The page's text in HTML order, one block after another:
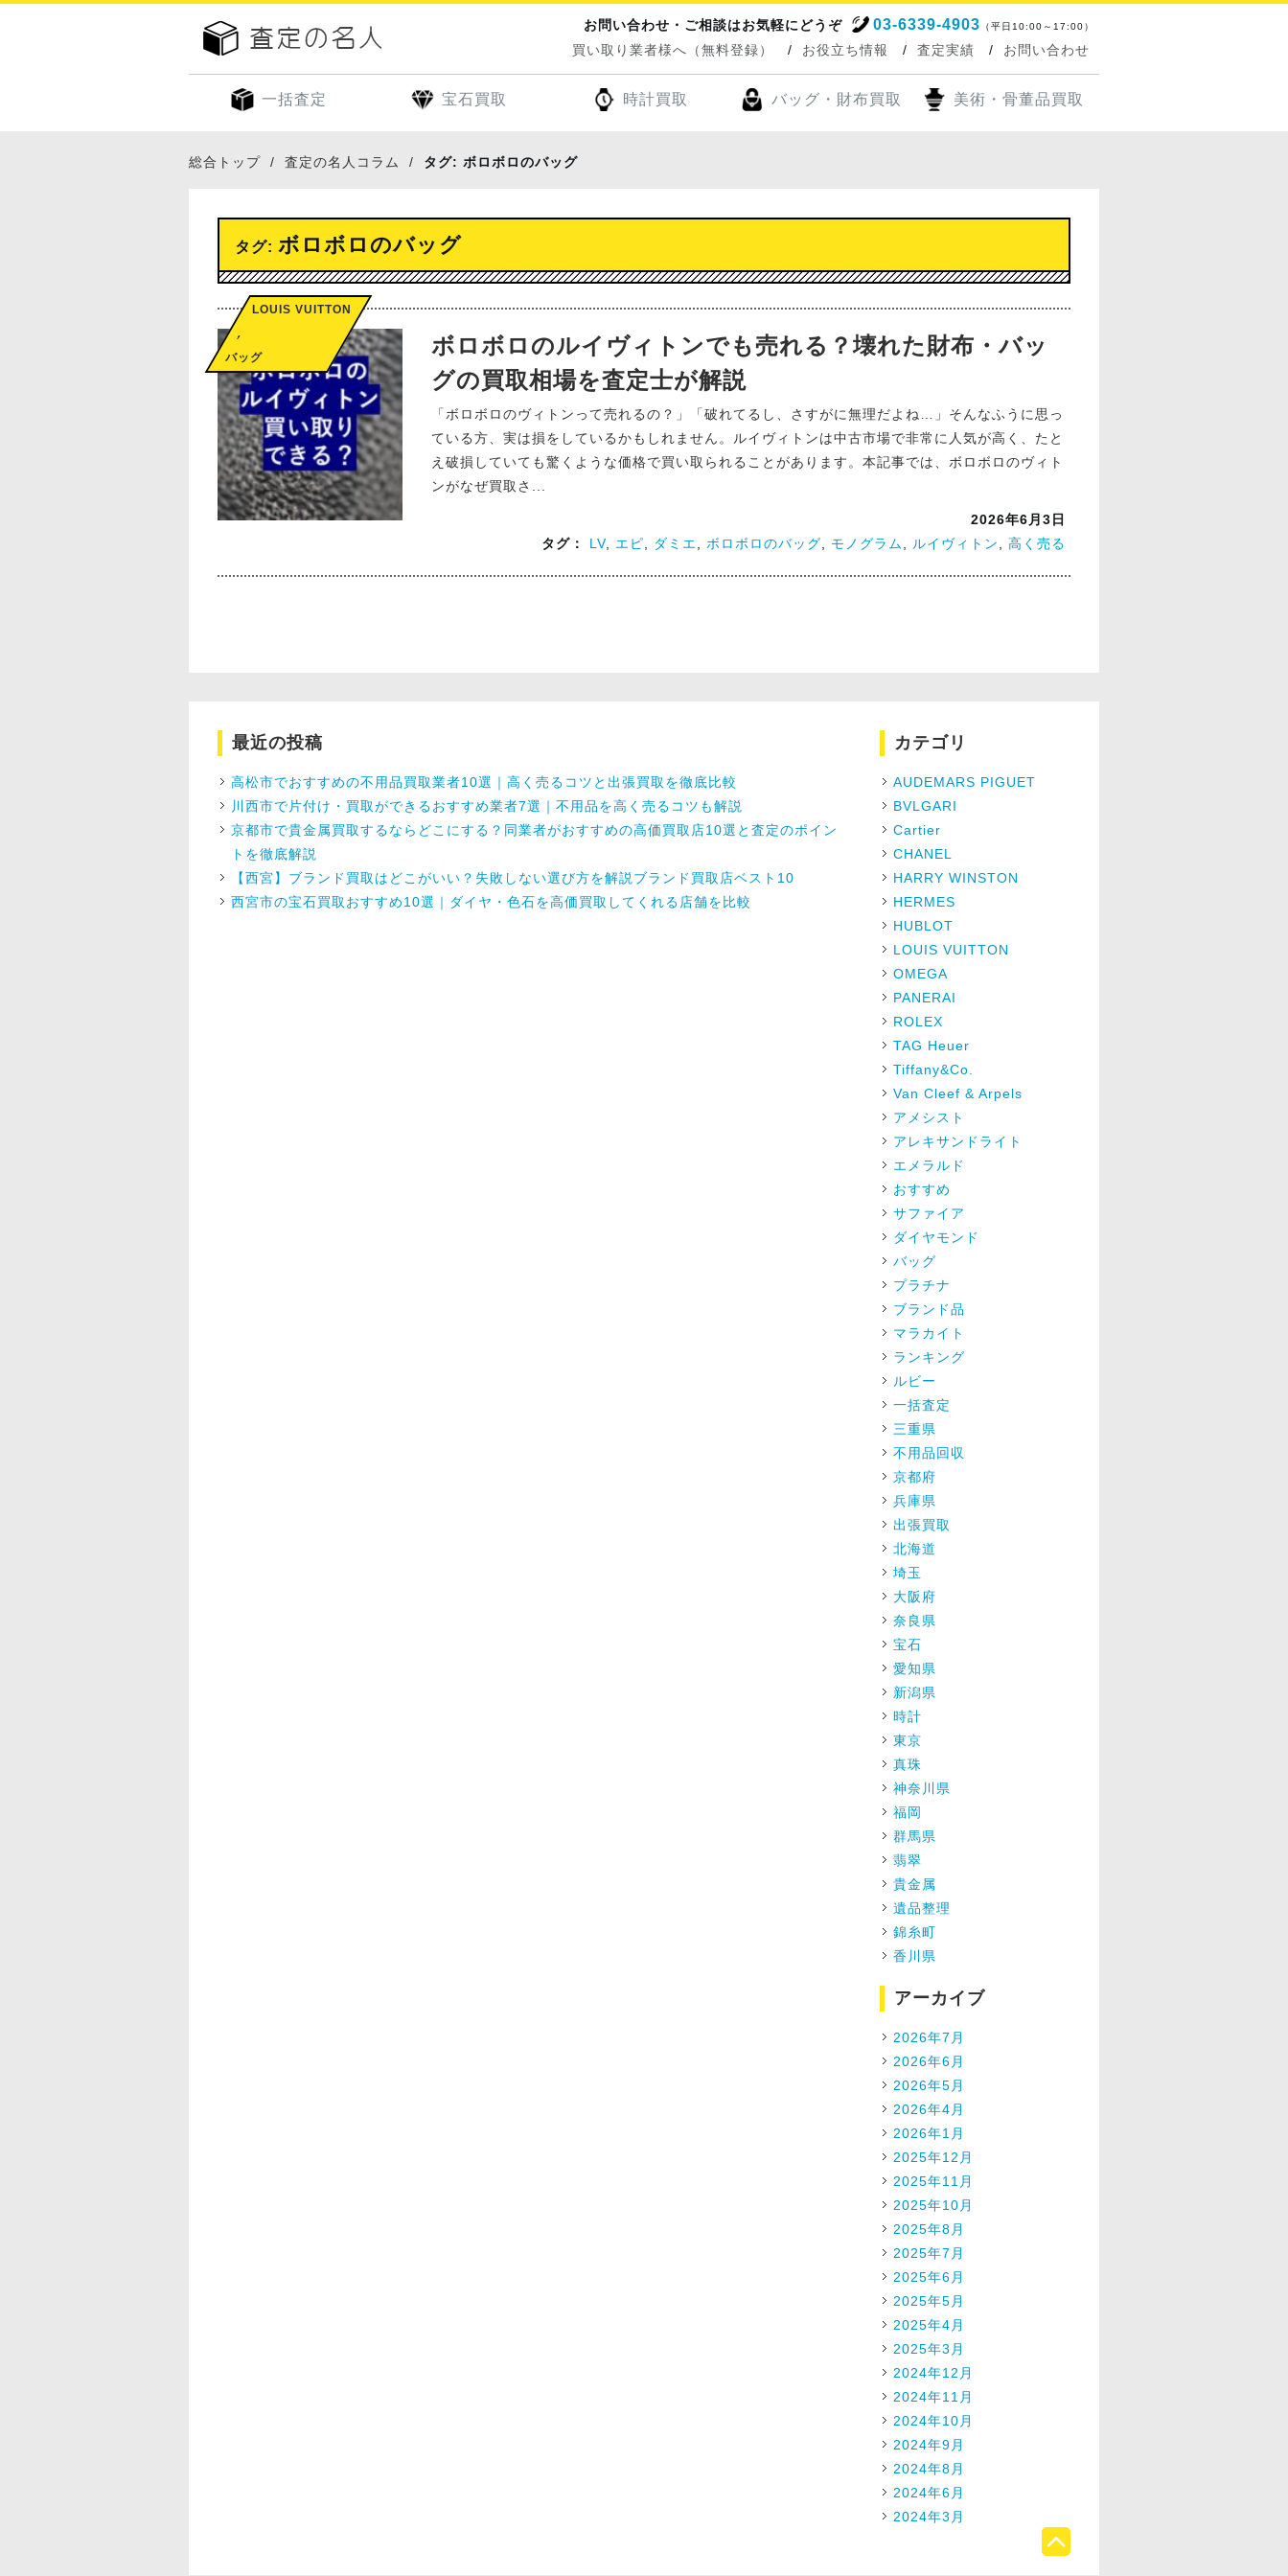
お問い合わせ・ご相談はお気軽にどうぞ 03-6339-4903 （平日10:00～17:00）
買い取り業者様へ（無料登録） お役立ち情報 査定実績 お問い合わせ
一括査定 宝石買取 時計買取 バッグ・財布買取 美術・骨董品買取
総合トップ 査定の名人コラム タグ: ボロボロのバッグ
タグ: ボロボロのバッグ
LOUIS VUITTON
,
バッグ
ボロボロのルイヴィトンでも売れる？壊れた財布・バッ
グの買取相場を査定士が解説
「ボロボロのヴィトンって売れるの？」「破れてるし、さすがに無理だよね…」そんなふうに思っ
ている方、実は損をしているかもしれません。ルイヴィトンは中古市場で非常に人気が高く、たと
え破損していても驚くような価格で買い取られることがあります。本記事では、ボロボロのヴィト
ンがなぜ買取さ...
2026年6月3日
タグ：
LV, エピ ダミエ ボロボロのバッグ モノグラム ルイヴィトン 高く売る
最近の投稿
高松市でおすすめの不用品買取業者10選｜高く売るコツと出張買取を徹底比較
川西市で片付け・買取ができるおすすめ業者7選｜不用品を高く売るコツも解説
京都市で貴金属買取するならどこにする？同業者がおすすめの高価買取店10選と査定のポイン
トを徹底解説
【西宮】ブランド買取はどこがいい？失敗しない選び方を解説ブランド買取店ベスト10
西宮市の宝石買取おすすめ10選｜ダイヤ・色石を高価買取してくれる店舗を比較
カテゴリ
AUDEMARS PIGUET
BVLGARI
Cartier
CHANEL
HARRY WINSTON
HERMES
HUBLOT
LOUIS VUITTON
OMEGA
PANERAI
ROLEX
TAG Heuer
Tiffany&Co.
Van Cleef & Arpels
アメシスト
アレキサンドライト
エメラルド
おすすめ
サファイア
ダイヤモンド
バッグ
プラチナ
ブランド品
マラカイト
ランキング
ルビー
一括査定
三重県
不用品回収
京都府
兵庫県
出張買取
北海道
埼玉
大阪府
奈良県
宝石
愛知県
新潟県
時計
東京
真珠
神奈川県
福岡
群馬県
翡翠
貴金属
遺品整理
錦糸町
香川県
アーカイブ
2026年7月
2026年6月
2026年5月
2026年4月
2026年1月
2025年12月
2025年11月
2025年10月
2025年8月
2025年7月
2025年6月
2025年5月
2025年4月
2025年3月
2024年12月
2024年11月
2024年10月
2024年9月
2024年8月
2024年6月
2024年3月